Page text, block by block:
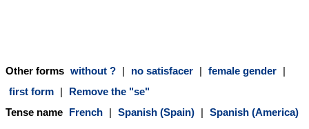
Other forms without ? | no satisfacer | female gender |
first form |
Remove the "se"
Tense name French | Spanish (Spain) | Spanish (America)